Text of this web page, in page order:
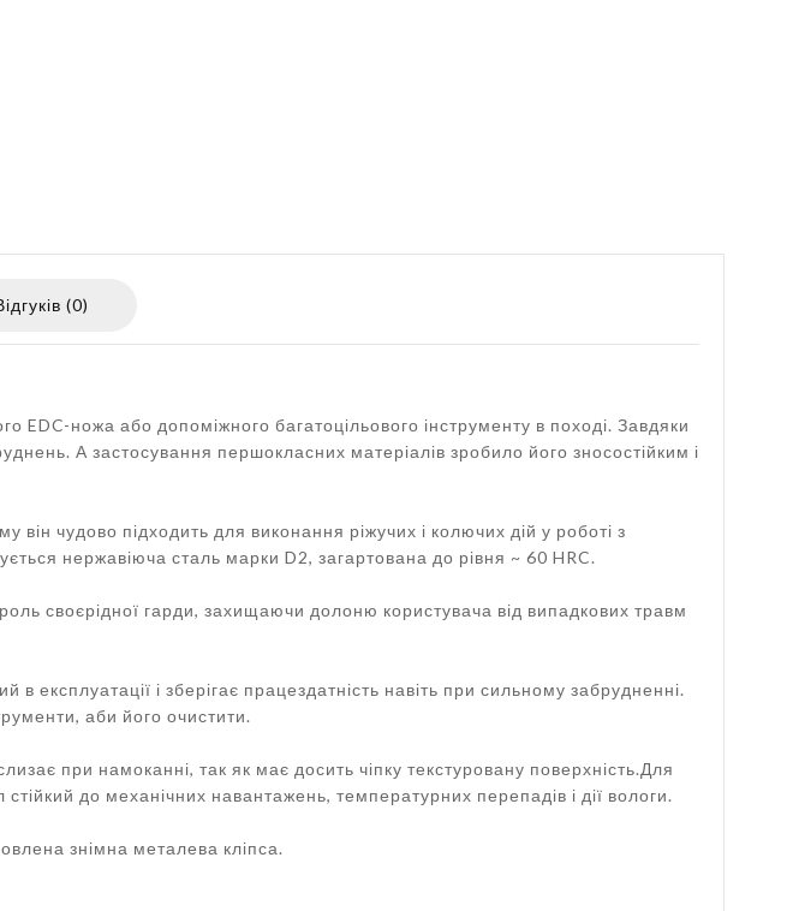
(0)
ножа або допоміжного багатоцільового інструменту в поході. Завдяки
А застосування першокласних матеріалів зробило його зносостійким і
чудово підходить для виконання ріжучих і колючих дій у роботі з
нержавіюча сталь марки D2, загартована до рівня ~ 60 HRC.
своєрідної гарди, захищаючи долоню користувача від випадкових травм
і зберігає працездатність навіть при сильному забрудненні.
аби його очистити.
при намоканні, так як має досить чіпку текстуровану поверхність.Для
до механічних навантажень, температурних перепадів і дії вологи.
знімна металева кліпса.